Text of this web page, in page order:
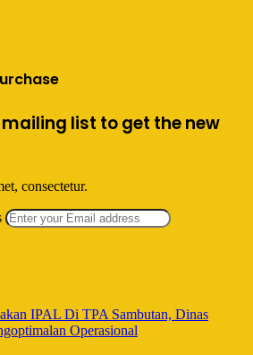
list to get the new
consectetur.